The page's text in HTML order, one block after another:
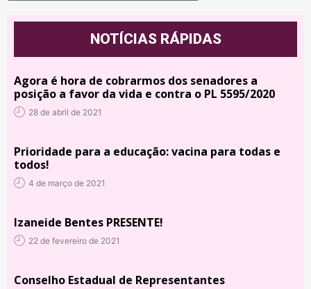
NOTÍCIAS RÁPIDAS
Agora é hora de cobrarmos dos senadores a
posição a favor da vida e contra o PL 5595/2020
28 de abril de 2021
Prioridade para a educação: vacina para todas e
todos!
4 de março de 2021
Izaneide Bentes PRESENTE!
22 de fevereiro de 2021
Conselho Estadual de Representantes